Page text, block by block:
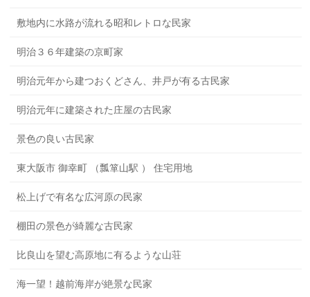
敷地内に水路が流れる昭和レトロな民家
明治３６年建築の京町家
明治元年から建つおくどさん、井戸が有る古民家
明治元年に建築された庄屋の古民家
景色の良い古民家
東大阪市 御幸町 （瓢箪山駅 ） 住宅用地
松上げで有名な広河原の民家
棚田の景色が綺麗な古民家
比良山を望む高原地に有るような山荘
海一望！越前海岸が絶景な民家